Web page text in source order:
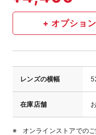
レンズの横幅
在庫店舗
オンラインストアでの